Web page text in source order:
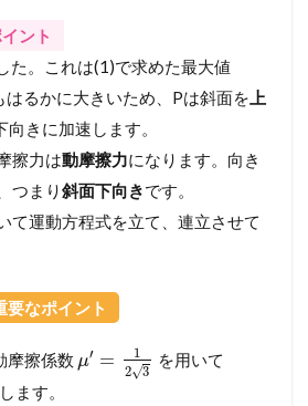
ント
た。これは(1)で求めた最大値
はるかに大きいため、Pは斜面を 上
きに加速します。
擦力は動摩擦力になります。向き
つまり斜面下向きです。
て運動方程式を立て、連立させて
要なポイント
摩擦係数 μ′ =
1
2
3
√
を用いて
ます。